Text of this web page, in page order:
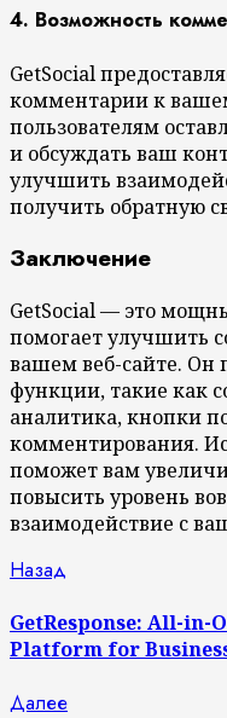
4. Возможность
GetSocial
комментарии к
пользователям
и обсуждать ваш
улучшить
получить обратную
Заключение
GetSocial — это
помогает улучшить
вашем веб-сайте. Он
функции, такие как
аналитика, кнопки
комментирования.
поможет вам
повысить уровень
взаимодействие с
Продолжить
чтение
Назад
GetResponse: All-in-
Platform for
ДалееСледующая